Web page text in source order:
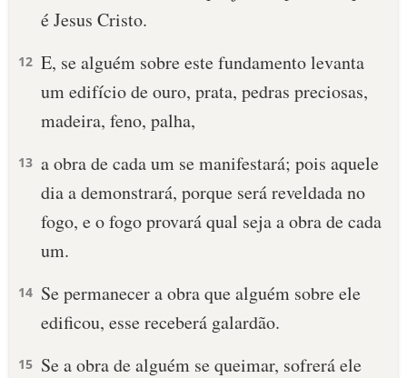
é Jesus Cristo.
12 E, se alguém sobre este fundamento levanta
um edifício de ouro, prata, pedras preciosas,
madeira, feno, palha,
13 a obra de cada um se manifestará; pois aquele
dia a demonstrará, porque será reveldada no
fogo, e o fogo provará qual seja a obra de cada
um.
14 Se permanecer a obra que alguém sobre ele
edificou, esse receberá galardão.
15 Se a obra de alguém se queimar, sofrerá ele